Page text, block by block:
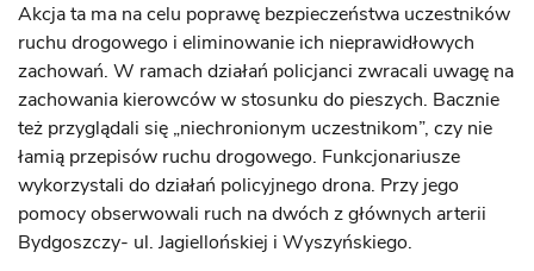
Akcja ta ma na celu poprawę bezpieczeństwa uczestników
ruchu drogowego i eliminowanie ich nieprawidłowych
zachowań. W ramach działań policjanci zwracali uwagę na
zachowania kierowców w stosunku do pieszych. Bacznie
też przyglądali się „niechronionym uczestnikom”, czy nie
łamią przepisów ruchu drogowego. Funkcjonariusze
wykorzystali do działań policyjnego drona. Przy jego
pomocy obserwowali ruch na dwóch z głównych arterii
Bydgoszczy- ul. Jagiellońskiej i Wyszyńskiego.